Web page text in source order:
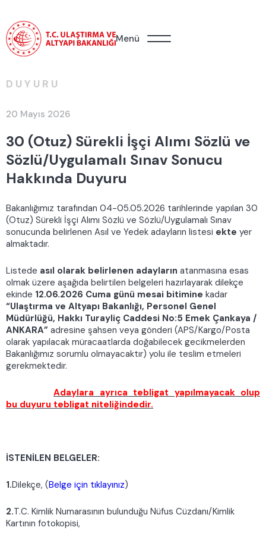
Menü
DUYURU
20 Mayıs 2026
30 (Otuz) Sürekli İşçi Alımı Sözlü ve
Sözlü/Uygulamalı Sınav Sonucu
Hakkında Duyuru
Bakanlığımız tarafından 04-05.05.2026 tarihlerinde yapılan 30
(Otuz) Sürekli İşçi Alımı Sözlü ve Sözlü/Uygulamalı Sınav
sonucunda belirlenen Asıl ve Yedek adayların listesi ekte yer
almaktadır.
Listede asıl olarak belirlenen adayların atanmasına esas
olmak üzere aşağıda belirtilen belgeleri hazırlayarak dilekçe
ekinde 12.06.2026 Cuma günü mesai bitimine kadar
“Ulaştırma ve Altyapı Bakanlığı, Personel Genel
Müdürlüğü, Hakkı Turayliç Caddesi No:5 Emek Çankaya /
ANKARA” adresine şahsen veya gönderi (APS/Kargo/Posta
olarak yapılacak müracaatlarda doğabilecek gecikmelerden
Bakanlığımız sorumlu olmayacaktır) yolu ile teslim etmeleri
gerekmektedir.
Adaylara ayrıca tebligat yapılmayacak olup
bu duyuru tebligat niteliğindedir.
İSTENİLEN BELGELER:
1.Dilekçe, (Belge için tıklayınız)
2.T.C. Kimlik Numarasının bulunduğu Nüfus Cüzdanı/Kimlik
Kartının fotokopisi,